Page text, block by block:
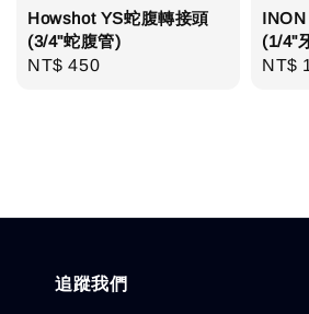
Howshot YS蛇腹轉接頭
(3/4"蛇腹管)
Regular
NT$ 450
(1/4"
NT$
追蹤我們